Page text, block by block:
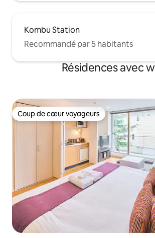
Kombu Station
Recommandé par 5 habitants
Résidences avec
Coup de cœur voyageurs
Coup de cœur voyageurs